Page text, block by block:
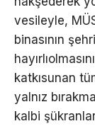
vesileyle,
binasının
katkısunan
yalnız
kalbi